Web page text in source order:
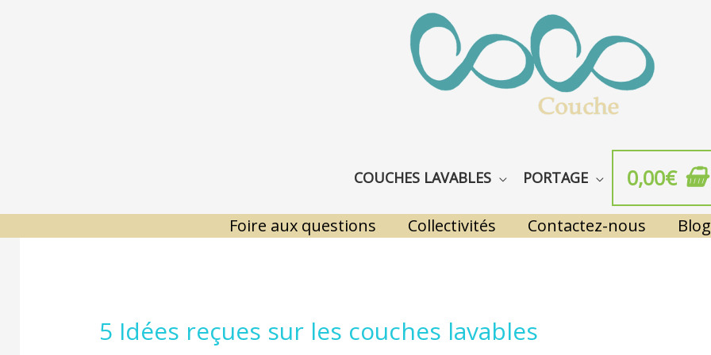
COUCHES LAVABLES PORTAGE 0,00€
Foire aux questions Collectivités Contactez-nous Blog
5 Idées reçues sur les couches lavables